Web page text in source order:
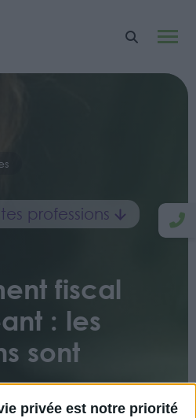
privée est notre priorité
professions
fiscal
: les
sont